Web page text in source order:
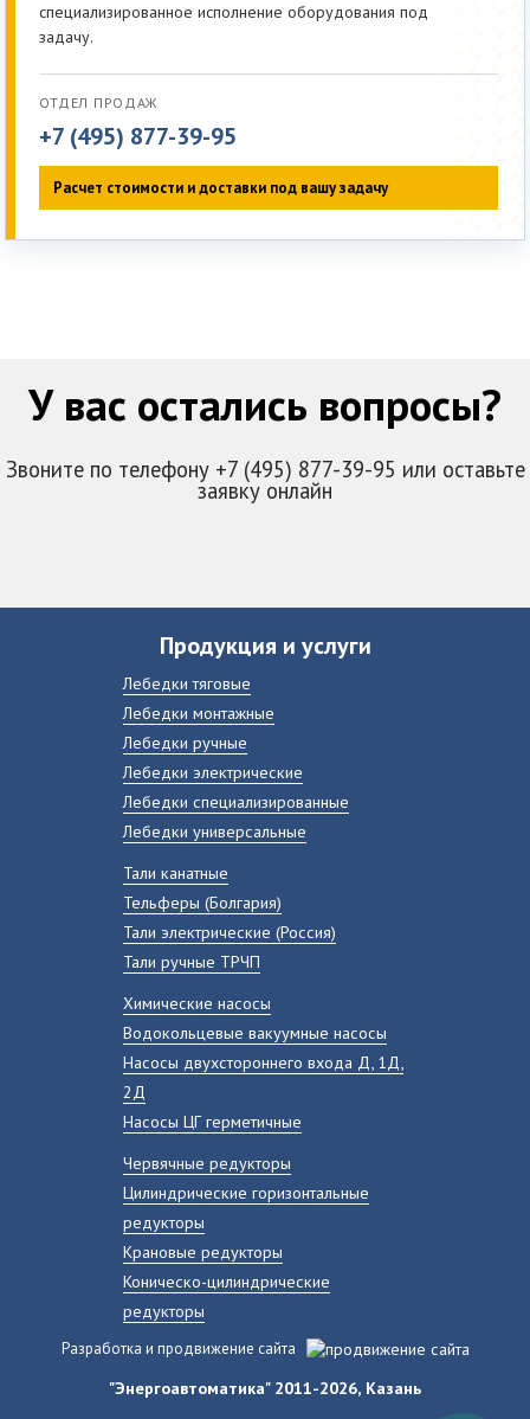
специализированное исполнение оборудования под
задачу.
ОТДЕЛ ПРОДАЖ
+7 (495) 877-39-95
Расчет стоимости и доставки под вашу задачу
У вас остались вопросы?
Звоните по телефону +7 (495) 877-39-95 или оставьте
заявку онлайн
Продукция и услуги
Лебедки тяговые
Лебедки монтажные
Лебедки ручные
Лебедки электрические
Лебедки специализированные
Лебедки универсальные
Тали канатные
Тельферы (Болгария)
Тали электрические (Россия)
Тали ручные ТРЧП
Химические насосы
Водокольцевые вакуумные насосы
Насосы двухстороннего входа Д, 1Д,
2Д
Насосы ЦГ герметичные
Червячные редукторы
Цилиндрические горизонтальные
редукторы
Крановые редукторы
Коническо-цилиндрические
редукторы
Разработка и продвижение сайта
"Энергоавтоматика" 2011-2026, Казань